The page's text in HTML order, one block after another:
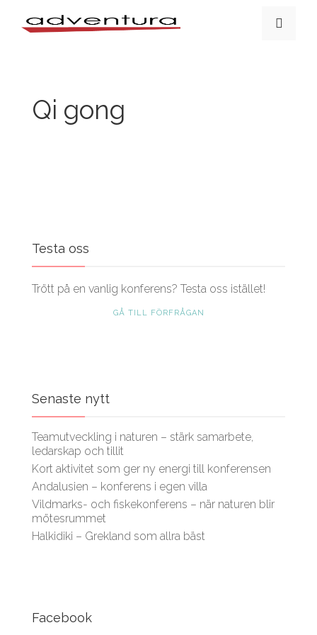
Qi gong
Testa oss
Trött på en vanlig konferens? Testa oss istället!
GÅ TILL FÖRFRÅGAN
Senaste nytt
Teamutveckling i naturen – stärk samarbete,
ledarskap och tillit
Kort aktivitet som ger ny energi till konferensen
Andalusien – konferens i egen villa
Vildmarks- och fiskekonferens – när naturen blir
mötesrummet
Halkidiki – Grekland som allra bäst
Facebook